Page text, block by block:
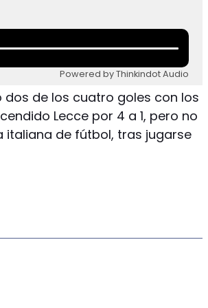
Powered by Thinkindot Audio
dos de los cuatro goles con los
Lecce por 4 a 1, pero no
italiana de fútbol, tras jugarse